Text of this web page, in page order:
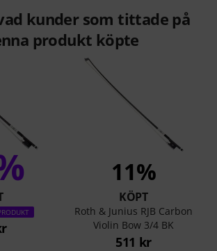
kunder som tittade på
produkt köpte
11%
KÖPT
Roth & Junius RJB Carbon
Violin Bow 3/4 BK
511 kr